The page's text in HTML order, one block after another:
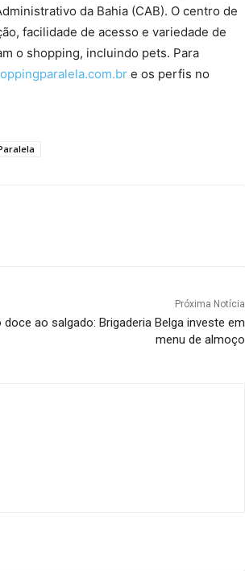
da Bahia (CAB). O centro de
facilidade de acesso e variedade de
o shopping, incluindo pets. Para
e os perfis no
Próxima Notícia
doce ao salgado: Brigaderia Belga investe em
menu de almoço